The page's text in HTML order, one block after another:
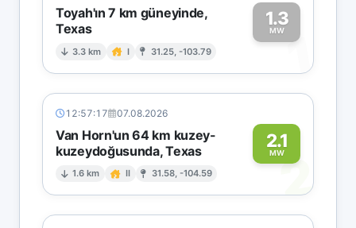
Toyah'ın 7 km güneyinde,
Texas
3.3 km I 31.25, -103.79
1.3
MW1
12:57:17 07.08.2026
Van Horn'un 64 km kuzey-
kuzeydoğusunda, Texas
1.6 km II 31.58, -104.59
2.1
MW2